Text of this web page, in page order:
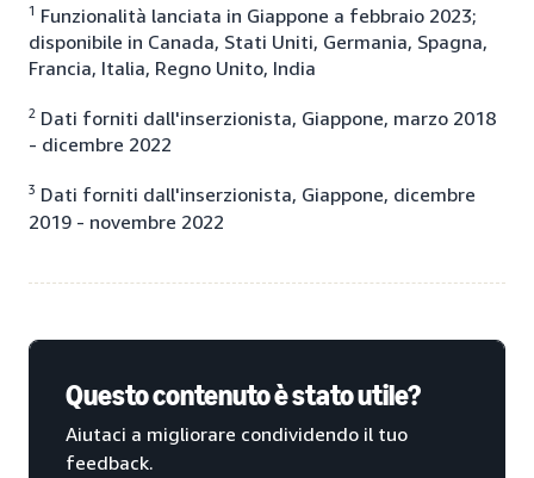
1 Funzionalità lanciata in Giappone a febbraio 2023;
disponibile in Canada, Stati Uniti, Germania, Spagna,
Francia, Italia, Regno Unito, India
2 Dati forniti dall'inserzionista, Giappone, marzo 2018
- dicembre 2022
3 Dati forniti dall'inserzionista, Giappone, dicembre
2019 - novembre 2022
Questo contenuto è stato utile?
Aiutaci a migliorare condividendo il tuo
feedback.